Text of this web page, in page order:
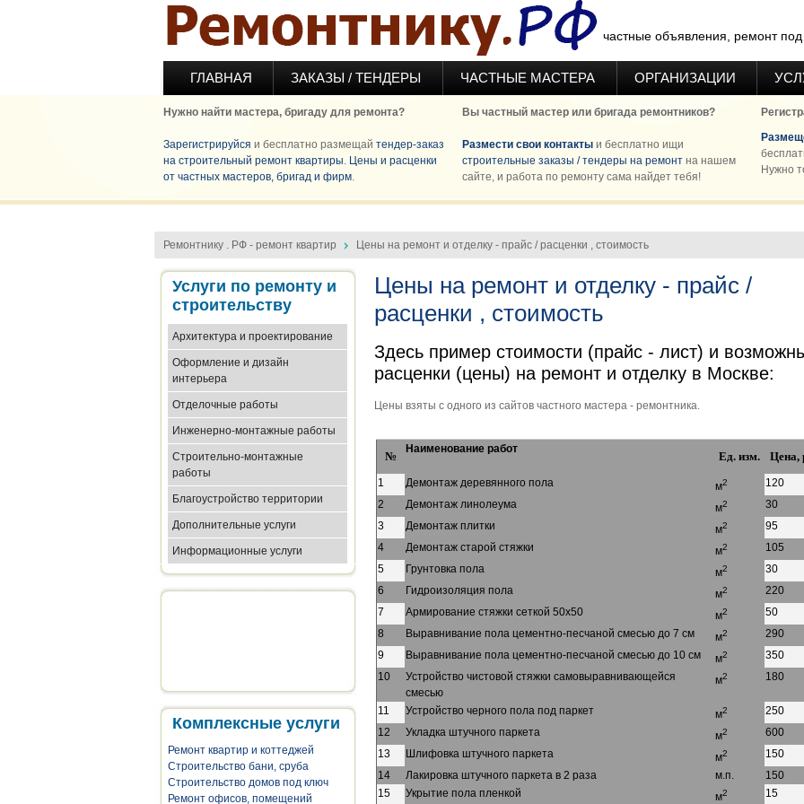
Перейти к основному содержанию
частные объявления, ремонт
ГЛАВНАЯ ЗАКАЗЫ / ТЕНДЕРЫ ЧАСТНЫЕ МАСТЕРА ОРГАНИЗАЦИИ
Нужно найти мастера, бригаду для ремонта?
Зарегистрируйся и бесплатно размещай тендер-заказ
на строительный ремонт квартиры. Цены и расценки
от частных мастеров, бригад и фирм.
Вы частный мастер или бригада ремонтников?
Размести свои контакты и бесплатно ищи
строительные заказы / тендеры на ремонт на нашем
сайте, и работа по ремонту сама найдет тебя!
Нужно
Ремонтнику . РФ - ремонт квартир Цены на ремонт и отделку - прайс / расценки , стоимость
Услуги по ремонту и
строительству
Архитектура и проектирование
Оформление и дизайн
интерьера
Отделочные работы
Инженерно-монтажные работы
Строительно-монтажные
работы
Благоустройство территории
Дополнительные услуги
Информационные услуги
Комплексные услуги
Ремонт квартир и коттеджей
Строительство бани, сруба
Строительство домов под ключ
Ремонт офисов, помещений
Цены на ремонт и отделку - прайс /
расценки , стоимость
Здесь пример стоимости (прайс - лист) и
расценки (цены) на ремонт и отделку в Москве:
Цены взяты с одного из сайтов частного мастера - ремонтника.
№
Наименование работ
Ед. изм. Цена,
1 Демонтаж деревянного пола м2
120
2
Демонтаж линолеума м2
30
3
Демонтаж плитки м2
95
4
Демонтаж старой стяжки м2
105
5
Грунтовка пола м2
30
6
Гидроизоляция пола м2
220
7
Армирование стяжки сеткой 50х50 м2
50
8
Выравнивание пола цементно-песчаной смесью до 7 см м2
290
9
Выравнивание пола цементно-песчаной смесью до 10 см м2
350
10
Устройство чистовой стяжки самовыравнивающейся
смесью
м2 180
11 Устройство черного пола под паркет м2
250
12
Укладка штучного паркета м2
600
13
Шлифовка штучного паркета м2
150
14
Лакировка штучного паркета в 2 раза м.п.
150
15
Укрытие пола пленкой м2 15